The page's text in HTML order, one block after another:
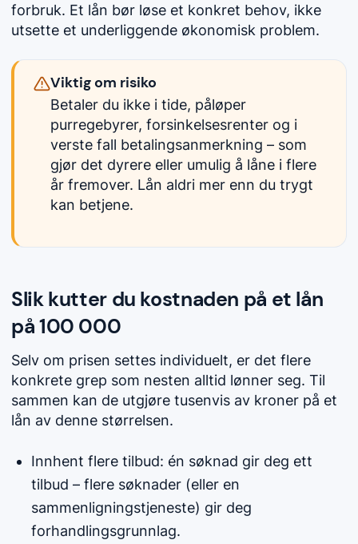
forbruk. Et lån bør løse et konkret behov, ikke
utsette et underliggende økonomisk problem.
Viktig om risiko
Betaler du ikke i tide, påløper
purregebyrer, forsinkelsesrenter og i
verste fall betalingsanmerkning – som
gjør det dyrere eller umulig å låne i flere
år fremover. Lån aldri mer enn du trygt
kan betjene.
Slik kutter du kostnaden på et lån
på 100 000
Selv om prisen settes individuelt, er det flere
konkrete grep som nesten alltid lønner seg. Til
sammen kan de utgjøre tusenvis av kroner på et
lån av denne størrelsen.
Innhent flere tilbud: én søknad gir deg ett
tilbud – flere søknader (eller en
sammenligningstjeneste) gir deg
forhandlingsgrunnlag.